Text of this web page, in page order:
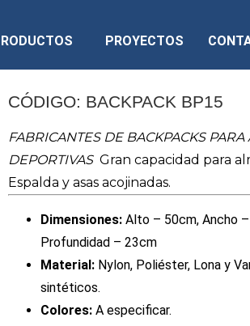
PROYECTOS
CÓDIGO: BACKPACK BP15
FABRICANTES DE BACKPACKS PARA
DEPORTIVASGran capacidad para
Espalda y asas acojinadas.
Dimensiones: Alto – 50cm, Ancho
Profundidad – 23cm
Material: Nylon, Poliéster, Lona y
sintéticos.
Colores: A especificar.